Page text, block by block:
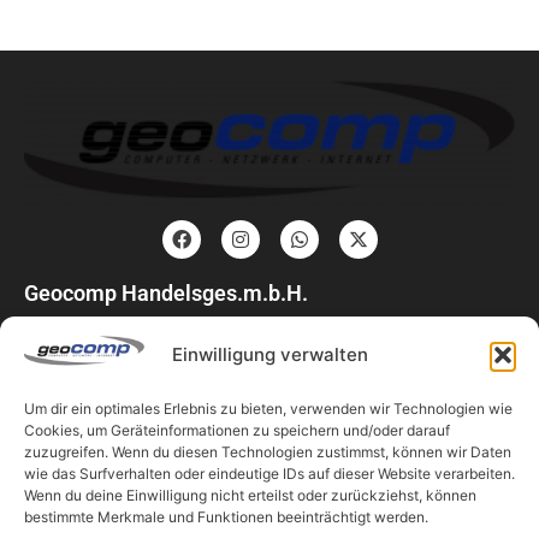
Einwilligung verwalten
Um dir ein optimales Erlebnis zu bieten, verwenden wir Technologien wie
Cookies, um Geräteinformationen zu speichern und/oder darauf
zuzugreifen. Wenn du diesen Technologien zustimmst, können wir Daten
wie das Surfverhalten oder eindeutige IDs auf dieser Website verarbeiten.
Wenn du deine Einwilligung nicht erteilst oder zurückziehst, können
bestimmte Merkmale und Funktionen beeinträchtigt werden.
Geocomp Handelsges.m.b.H.
4840 Vöcklabruck
+43 7672 27777 0
office@geocomp.at
Unternehmen